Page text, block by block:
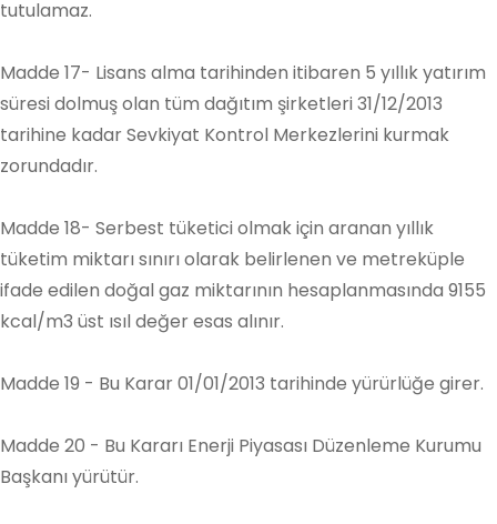
tutulamaz.
Madde 17- Lisans alma tarihinden itibaren 5 yıllık yatırım
süresi dolmuş olan tüm dağıtım şirketleri 31/12/2013
tarihine kadar Sevkiyat Kontrol Merkezlerini kurmak
zorundadır.
Madde 18- Serbest tüketici olmak için aranan yıllık
tüketim miktarı sınırı olarak belirlenen ve metreküple
ifade edilen doğal gaz miktarının hesaplanmasında 9155
kcal/m3 üst ısıl değer esas alınır.
Madde 19 - Bu Karar 01/01/2013 tarihinde yürürlüğe girer.
Madde 20 - Bu Kararı Enerji Piyasası Düzenleme Kurumu
Başkanı yürütür.